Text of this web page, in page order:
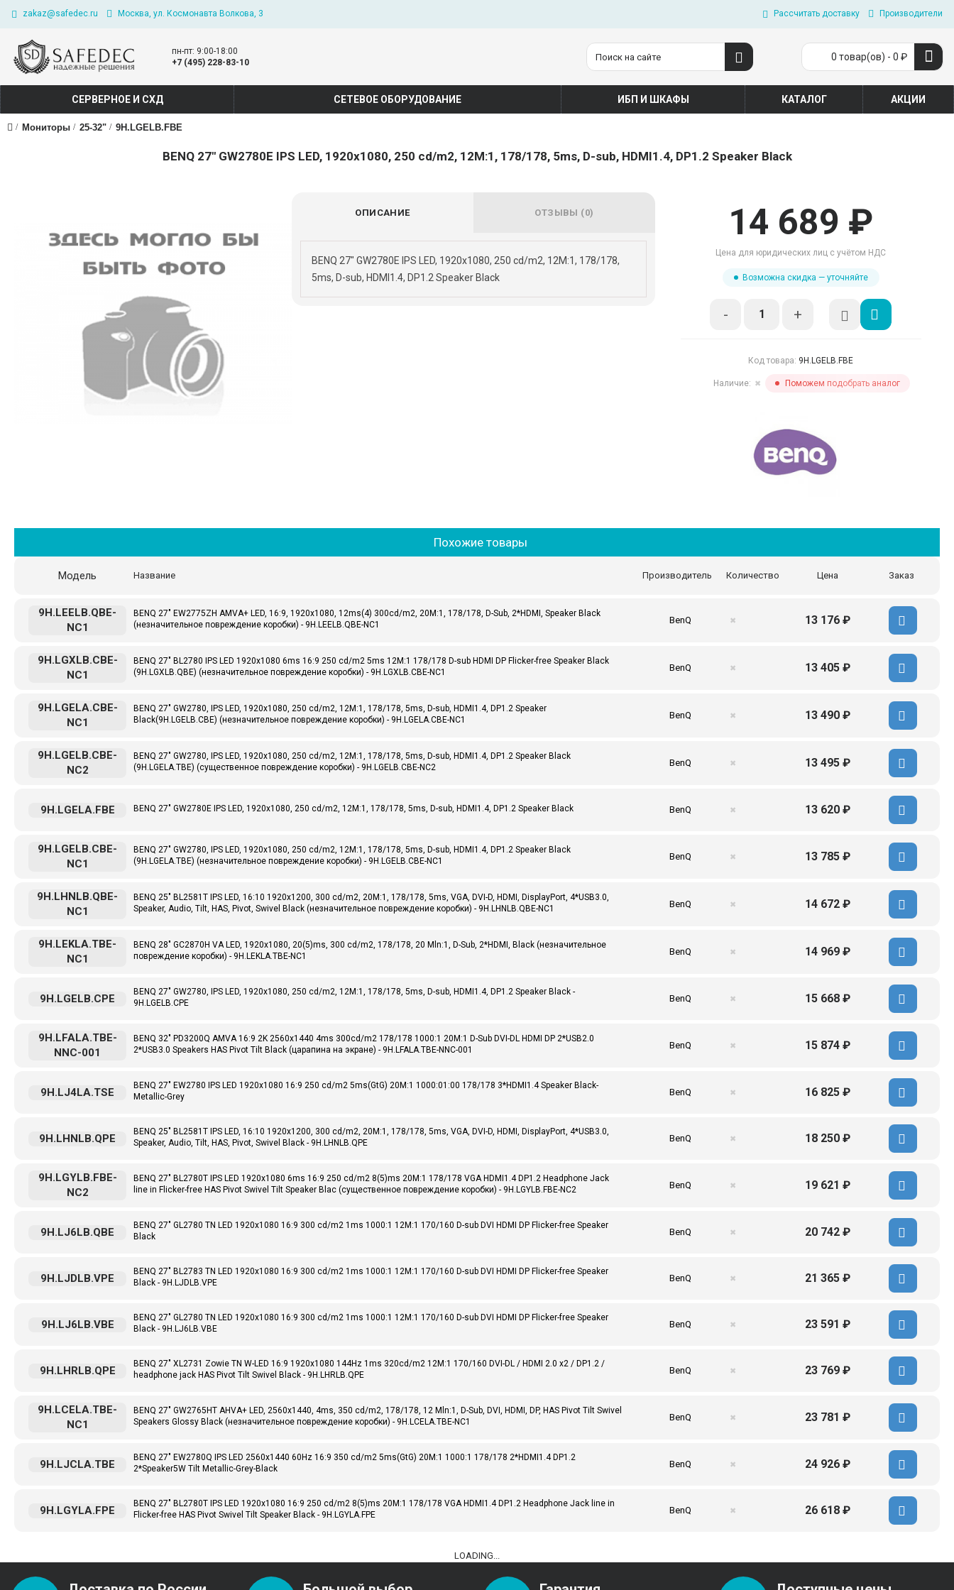
zakaz@safedec.ru Москва, ул. Космонавта Волкова, 3 Рассчитать доставку Производители
пн-пт: 9:00-18:00
+7 (495) 228-83-10
0 товар(ов) - 0 ₽
СЕРВЕРНОЕ И СХД СЕТЕВОЕ ОБОРУДОВАНИЕ ИБП И ШКАФЫ КАТАЛОГ АКЦИИ
Мониторы 25-32" 9H.LGELB.FBE
BENQ 27" GW2780E IPS LED, 1920x1080, 250 cd/m2, 12M:1, 178/178, 5ms, D-sub, HDMI1.4, DP1.2 Speaker Black
ОПИСАНИЕ ОТЗЫВЫ (0)
BENQ 27" GW2780E IPS LED, 1920x1080, 250 cd/m2, 12M:1, 178/178,
5ms, D-sub, HDMI1.4, DP1.2 Speaker Black
14 689 ₽
Цена для юридических лиц с учётом НДС
Возможна скидка — уточняйте
- +
Код товара: 9H.LGELB.FBE
Наличие: ✖ Поможем подобрать аналог
Похожие товары
Название Производитель
Модель Количество Цена Заказ
BENQ 27" EW2775ZH AMVA+ LED, 16:9, 1920x1080, 12ms(4) 300cd/m2, 20M:1, 178/178, D-Sub, 2*HDMI, Speaker Black
(незначительное повреждение коробки) - 9H.LEELB.QBE-NC1
BenQ
9H.LEELB.QBE-
NC1
✖ 13 176 ₽
BENQ 27" BL2780 IPS LED 1920x1080 6ms 16:9 250 cd/m2 5ms 12M:1 178/178 D-sub HDMI DP Flicker-free Speaker Black
(9H.LGXLB.QBE) (незначительное повреждение коробки) - 9H.LGXLB.CBE-NC1
BenQ
9H.LGXLB.CBE-
NC1
✖ 13 405 ₽
BENQ 27" GW2780, IPS LED, 1920x1080, 250 cd/m2, 12M:1, 178/178, 5ms, D-sub, HDMI1.4, DP1.2 Speaker
Black(9H.LGELB.CBE) (незначительное повреждение коробки) - 9H.LGELA.CBE-NC1
BenQ
9H.LGELA.CBE-
NC1
✖ 13 490 ₽
BENQ 27" GW2780, IPS LED, 1920x1080, 250 cd/m2, 12M:1, 178/178, 5ms, D-sub, HDMI1.4, DP1.2 Speaker Black
(9H.LGELA.TBE) (существенное повреждение коробки) - 9H.LGELB.CBE-NC2
BenQ
9H.LGELB.CBE-
NC2
✖ 13 495 ₽
BENQ 27" GW2780E IPS LED, 1920x1080, 250 cd/m2, 12M:1, 178/178, 5ms, D-sub, HDMI1.4, DP1.2 Speaker Black BenQ
9H.LGELA.FBE ✖ 13 620 ₽
BENQ 27" GW2780, IPS LED, 1920x1080, 250 cd/m2, 12M:1, 178/178, 5ms, D-sub, HDMI1.4, DP1.2 Speaker Black
(9H.LGELA.TBE) (незначительное повреждение коробки) - 9H.LGELB.CBE-NC1
BenQ
9H.LGELB.CBE-
NC1
✖ 13 785 ₽
BENQ 25" BL2581T IPS LED, 16:10 1920x1200, 300 cd/m2, 20M:1, 178/178, 5ms, VGA, DVI-D, HDMI, DisplayPort, 4*USB3.0,
Speaker, Audio, Tilt, HAS, Pivot, Swivel Black (незначительное повреждение коробки) - 9H.LHNLB.QBE-NC1
BenQ
9H.LHNLB.QBE-
NC1
✖ 14 672 ₽
BENQ 28" GC2870H VA LED, 1920x1080, 20(5)ms, 300 cd/m2, 178/178, 20 Mln:1, D-Sub, 2*HDMI, Black (незначительное
повреждение коробки) - 9H.LEKLA.TBE-NC1
BenQ
9H.LEKLA.TBE-
NC1
✖ 14 969 ₽
BENQ 27" GW2780, IPS LED, 1920x1080, 250 cd/m2, 12M:1, 178/178, 5ms, D-sub, HDMI1.4, DP1.2 Speaker Black -
9H.LGELB.CPE
BenQ
9H.LGELB.CPE ✖ 15 668 ₽
BENQ 32" PD3200Q AMVA 16:9 2K 2560x1440 4ms 300cd/m2 178/178 1000:1 20M:1 D-Sub DVI-DL HDMI DP 2*USB2.0
2*USB3.0 Speakers HAS Pivot Tilt Black (царапина на экране) - 9H.LFALA.TBE-NNC-001
BenQ
9H.LFALA.TBE-
NNC-001
✖ 15 874 ₽
BENQ 27" EW2780 IPS LED 1920x1080 16:9 250 cd/m2 5ms(GtG) 20M:1 1000:01:00 178/178 3*HDMI1.4 Speaker Black-
Metallic-Grey
BenQ
9H.LJ4LA.TSE ✖ 16 825 ₽
BENQ 25" BL2581T IPS LED, 16:10 1920x1200, 300 cd/m2, 20M:1, 178/178, 5ms, VGA, DVI-D, HDMI, DisplayPort, 4*USB3.0,
Speaker, Audio, Tilt, HAS, Pivot, Swivel Black - 9H.LHNLB.QPE
BenQ
9H.LHNLB.QPE ✖ 18 250 ₽
BENQ 27" BL2780T IPS LED 1920x1080 6ms 16:9 250 cd/m2 8(5)ms 20M:1 178/178 VGA HDMI1.4 DP1.2 Headphone Jack
line in Flicker-free HAS Pivot Swivel Tilt Speaker Blac (существенное повреждение коробки) - 9H.LGYLB.FBE-NC2
BenQ
9H.LGYLB.FBE-
NC2
✖ 19 621 ₽
BENQ 27" GL2780 TN LED 1920x1080 16:9 300 cd/m2 1ms 1000:1 12M:1 170/160 D-sub DVI HDMI DP Flicker-free Speaker
Black
BenQ
9H.LJ6LB.QBE ✖ 20 742 ₽
BENQ 27" BL2783 TN LED 1920x1080 16:9 300 cd/m2 1ms 1000:1 12M:1 170/160 D-sub DVI HDMI DP Flicker-free Speaker
Black - 9H.LJDLB.VPE
BenQ
9H.LJDLB.VPE ✖ 21 365 ₽
BENQ 27" GL2780 TN LED 1920x1080 16:9 300 cd/m2 1ms 1000:1 12M:1 170/160 D-sub DVI HDMI DP Flicker-free Speaker
Black - 9H.LJ6LB.VBE
BenQ
9H.LJ6LB.VBE ✖ 23 591 ₽
BENQ 27" XL2731 Zowie TN W-LED 16:9 1920x1080 144Hz 1ms 320cd/m2 12M:1 170/160 DVI-DL / HDMI 2.0 x2 / DP1.2 /
headphone jack HAS Pivot Tilt Swivel Black - 9H.LHRLB.QPE
BenQ
9H.LHRLB.QPE ✖ 23 769 ₽
BENQ 27" GW2765HT AHVA+ LED, 2560x1440, 4ms, 350 cd/m2, 178/178, 12 Mln:1, D-Sub, DVI, HDMI, DP, HAS Pivot Tilt Swivel
Speakers Glossy Black (незначительное повреждение коробки) - 9H.LCELA.TBE-NC1
BenQ
9H.LCELA.TBE-
NC1
✖ 23 781 ₽
BENQ 27" EW2780Q IPS LED 2560x1440 60Hz 16:9 350 cd/m2 5ms(GtG) 20M:1 1000:1 178/178 2*HDMI1.4 DP1.2
2*Speaker5W Tilt Metallic-Grey-Black
BenQ
9H.LJCLA.TBE ✖ 24 926 ₽
BENQ 27" BL2780T IPS LED 1920x1080 16:9 250 cd/m2 8(5)ms 20M:1 178/178 VGA HDMI1.4 DP1.2 Headphone Jack line in
Flicker-free HAS Pivot Swivel Tilt Speaker Black - 9H.LGYLA.FPE
BenQ
9H.LGYLA.FPE ✖ 26 618 ₽
LOADING...